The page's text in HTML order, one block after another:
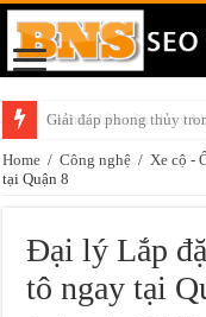
Giải đáp phong thủy
Những điều cần chú ý
Home / Công nghệ / Xe cộ -
tại Quận 8
Đại lý Lắp
tô ngay tại